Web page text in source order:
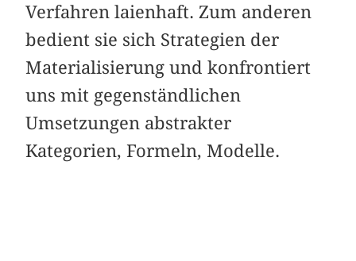
Verfahren laienhaft. Zum anderen
bedient sie sich Strategien der
Materialisierung und konfrontiert
uns mit gegenständlichen
Umsetzungen abstrakter
Kategorien, Formeln, Modelle.